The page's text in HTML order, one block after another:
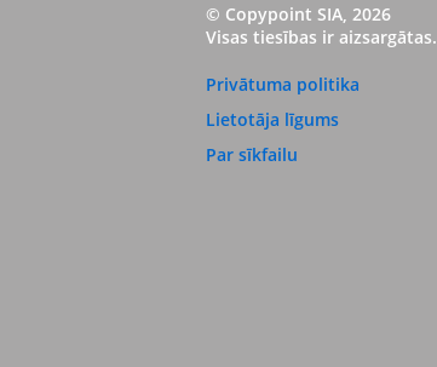
© Copypoint SIA, 2026
Visas tiesības ir aizsargātas.
Privātuma politika
Lietotāja līgums
Par sīkfailu